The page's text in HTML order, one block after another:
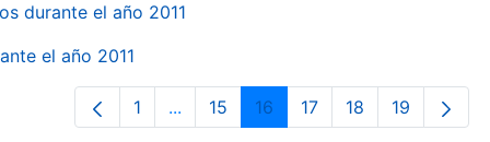
durante el año 2011
el año 2011
Orrialdea
1 ...Intermediate Pages Use TAB to
Orrialdea
15 Orrialdea
16 Orrialdea
17 Orrialdea
18 Orrialdea
19